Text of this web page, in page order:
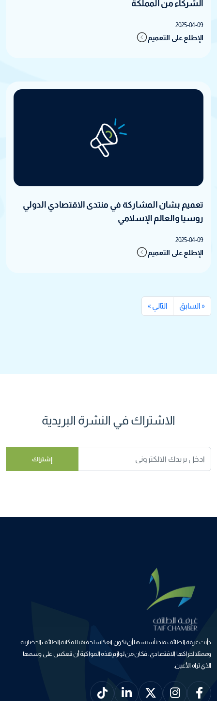
الشركاء من المملكة
2025-04-09
الإطلع على التعميم
تعميم بشان المشاركة في منتدى الاقتصادي الدولي
روسيا والعالم الإسلامي
2025-04-09
الإطلع على التعميم
« السابق التالي »
الاشتراك في النشرة البريدية
إشتراك
دأبت غرفة الطائف منذ تأسيسها أن تكون انعكاسا حقيقيا لمكانة الطائف الحضارية
وممثلا لحراكها الاقتصادي، فكان من لوازم هذه المواكبة أن تنعكس على وسمها
الذي تراه الأعين.